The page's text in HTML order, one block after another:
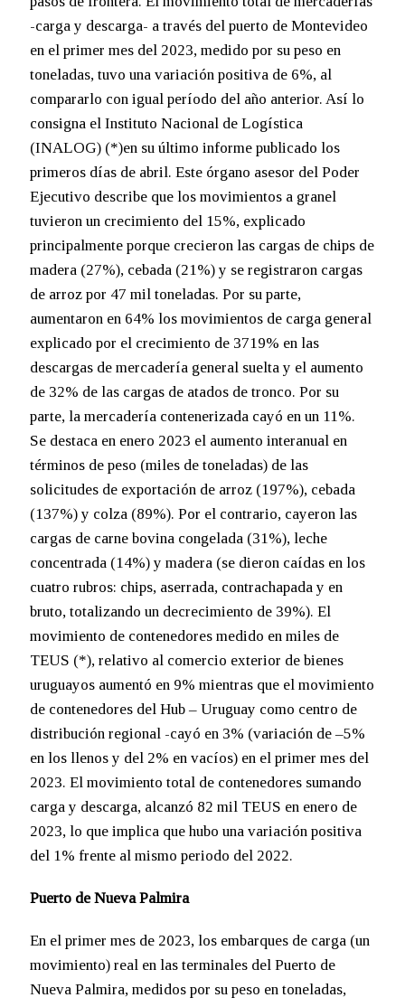
-carga y descarga- a través del puerto de Montevideo
en el primer mes del 2023, medido por su peso en
toneladas, tuvo una variación positiva de 6%, al
compararlo con igual período del año anterior. Así lo
consigna el Instituto Nacional de Logística
(INALOG) (*)en su último informe publicado los
primeros días de abril. Este órgano asesor del Poder
Ejecutivo describe que los movimientos a granel
tuvieron un crecimiento del 15%, explicado
principalmente porque crecieron las cargas de chips de
madera (27%), cebada (21%) y se registraron cargas
de arroz por 47 mil toneladas. Por su parte,
aumentaron en 64% los movimientos de carga general
explicado por el crecimiento de 3719% en las
descargas de mercadería general suelta y el aumento
de 32% de las cargas de atados de tronco. Por su
parte, la mercadería contenerizada cayó en un 11%.
Se destaca en enero 2023 el aumento interanual en
términos de peso (miles de toneladas) de las
solicitudes de exportación de arroz (197%), cebada
(137%) y colza (89%). Por el contrario, cayeron las
cargas de carne bovina congelada (31%), leche
concentrada (14%) y madera (se dieron caídas en los
cuatro rubros: chips, aserrada, contrachapada y en
bruto, totalizando un decrecimiento de 39%). El
movimiento de contenedores medido en miles de
TEUS (*), relativo al comercio exterior de bienes
uruguayos aumentó en 9% mientras que el movimiento
de contenedores del Hub – Uruguay como centro de
distribución regional -cayó en 3% (variación de –5%
en los llenos y del 2% en vacíos) en el primer mes del
2023. El movimiento total de contenedores sumando
carga y descarga, alcanzó 82 mil TEUS en enero de
2023, lo que implica que hubo una variación positiva
del 1% frente al mismo periodo del 2022.
Puerto de Nueva Palmira
En el primer mes de 2023, los embarques de carga (un
movimiento) real en las terminales del Puerto de
Nueva Palmira, medidos por su peso en toneladas,